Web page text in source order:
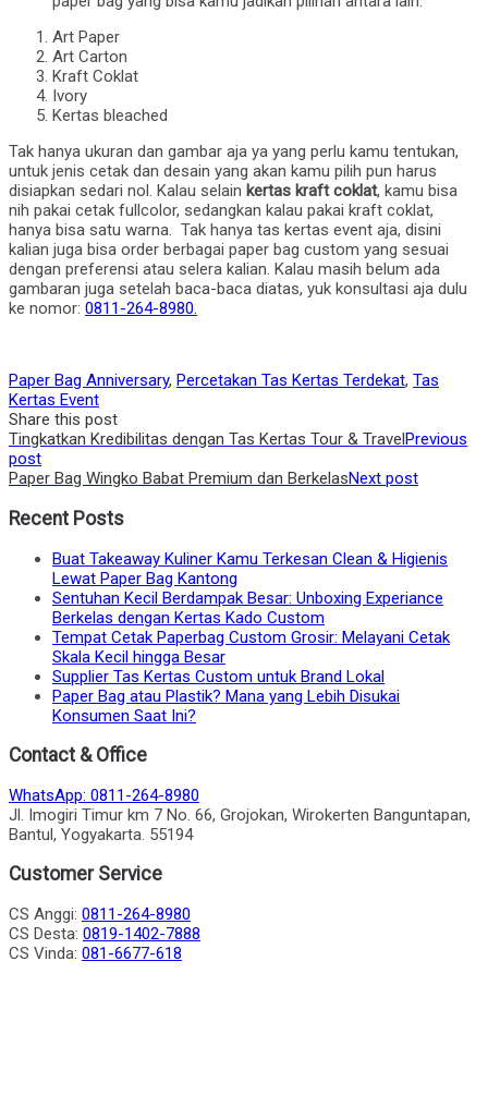
Art Paper
Art Carton
Kraft Coklat
Ivory
Kertas bleached
Tak hanya ukuran dan gambar aja ya yang perlu kamu tentukan,
untuk jenis cetak dan desain yang akan kamu pilih pun harus
disiapkan sedari nol. Kalau selain kertas kraft coklat, kamu bisa
nih pakai cetak fullcolor, sedangkan kalau pakai kraft coklat,
hanya bisa satu warna. Tak hanya tas kertas event aja, disini
kalian juga bisa order berbagai paper bag custom yang sesuai
dengan preferensi atau selera kalian. Kalau masih belum ada
gambaran juga setelah baca-baca diatas, yuk konsultasi aja dulu
ke nomor: 0811-264-8980.
Paper Bag Anniversary, Percetakan Tas Kertas Terdekat, Tas
Kertas Event
Share this post
Post
navigation
Tingkatkan Kredibilitas dengan Tas Kertas Tour & Travel Previous
post
Paper Bag Wingko Babat Premium dan BerkelasNext post
Recent Posts
Buat Takeaway Kuliner Kamu Terkesan Clean & Higienis
Lewat Paper Bag Kantong
Sentuhan Kecil Berdampak Besar: Unboxing Experiance
Berkelas dengan Kertas Kado Custom
Tempat Cetak Paperbag Custom Grosir: Melayani Cetak
Skala Kecil hingga Besar
Supplier Tas Kertas Custom untuk Brand Lokal
Paper Bag atau Plastik? Mana yang Lebih Disukai
Konsumen Saat Ini?
Contact & Office
WhatsApp: 0811-264-8980
Jl. Imogiri Timur km 7 No. 66, Grojokan, Wirokerten Banguntapan,
Bantul, Yogyakarta. 55194
Customer Service
CS Anggi: 0811-264-8980
CS Desta: 0819-1402-7888
CS Vinda: 081-6677-618